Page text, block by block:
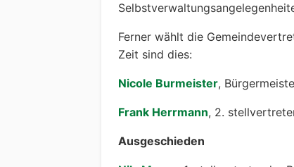
Ferner wählt die
Zeit sind dies:
Nicole Burmeister,
Frank Herrmann, 2.
Ausgeschieden